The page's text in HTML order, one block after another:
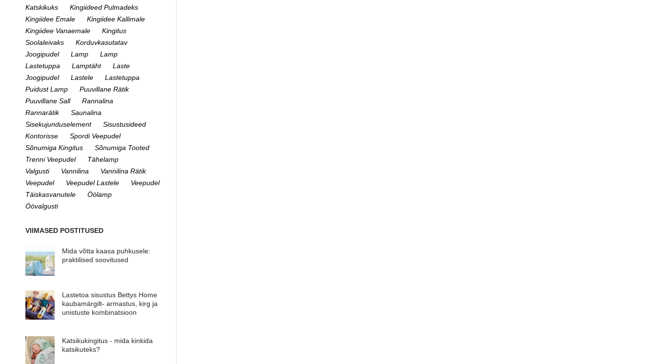
Katskikuks
Kingiideed Pulmadeks
Kingiidee Emale
Kingiidee Kallimale
Kingiidee Vanaemale
Kingitus
Soolaleivaks
Korduvkasutatav
Joogipudel
Lamp
Lamp
Lastetuppa
Lamptäht
Laste
Joogipudel
Lastele
Lastetuppa
Puidust Lamp
Puuvillane Rätik
Puuvillane Sall
Rannalina
Rannarätik
Saunalina
Sisekujunduselement
Sisustusideed
Kontorisse
Spordi Veepudel
Sõnumiga Kingitus
Sõnumiga Tooted
Trenni Veepudel
Tähelamp
Valgusti
Vannilina
Vannilina Rätik
Veepudel
Veepudel Lastele
Veepudel
Täiskasvanutele
Öölamp
Öövalgusti
VIIMASED POSTITUSED
Mida võtta kaasa puhkusele:
praktilised soovitused
Lastetoa sisustus Bettys Home
kaubamärgilt- armastus, kirg ja
unistuste kombinatsioon
Katsikukingitus - mida kinkida
katsikuteks?